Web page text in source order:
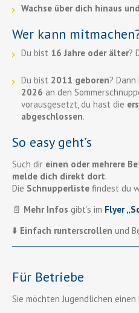
Wachse über dich hinaus
Wer kann
Du bist 16 Jahre oder älter?
Du bist 2011 geboren?
2026 an den
vorausgesetzt, du hast die
abgeschlossen.
So easy geht’s
Such dir einen oder mehrere
melde dich direkt dort.
Die Schnupperliste findest du
📄 Mehr Infos gibt’s im Flyer
⬇️ Einfach runterscrollen und
Für Betriebe
Sie möchten Jugendlichen